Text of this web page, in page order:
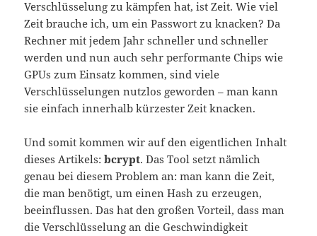
Verschlüsselung zu kämpfen hat, ist Zeit. Wie viel
Zeit brauche ich, um ein Passwort zu knacken? Da
Rechner mit jedem Jahr schneller und schneller
werden und nun auch sehr performante Chips wie
GPUs zum Einsatz kommen, sind viele
Verschlüsselungen nutzlos geworden – man kann
sie einfach innerhalb kürzester Zeit knacken.
Und somit kommen wir auf den eigentlichen Inhalt
dieses Artikels:bcrypt. Das Tool setzt nämlich
genau bei diesem Problem an: man kann die Zeit,
die man benötigt, um einen Hash zu erzeugen,
beeinflussen. Das hat den großen Vorteil, dass man
die Verschlüsselung an die Geschwindigkeit